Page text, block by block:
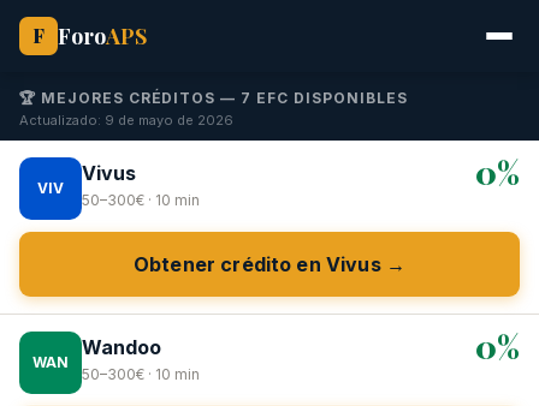
F ForoAPS
🏆 MEJORES CRÉDITOS — 7 EFC DISPONIBLES
Actualizado: 9 de mayo de 2026
VIV
Vivus
50–300€ · 10 min
0%
Obtener crédito en Vivus →
WAN
Wandoo
50–300€ · 10 min
0%